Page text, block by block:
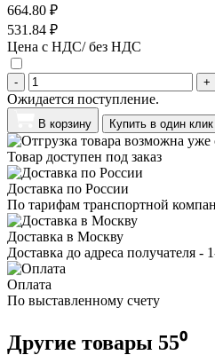
664.80 ₽
531.84 ₽
Цена с НДС/ без НДС
- +
Ожидается поступление.
В корзину Купить в один клик
Товар доступен под заказ
Доставка по России
По тарифам транспортной
Доставка в Москву
Доставка до адреса получателя -
Оплата
По выставленному счету
Другие товары 55⁰